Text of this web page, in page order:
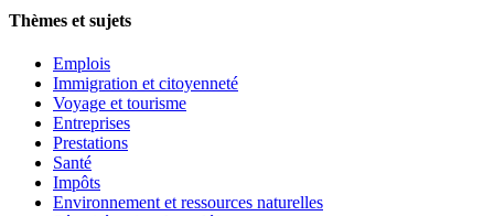
Thèmes et sujets
Emplois
Immigration et citoyenneté
Voyage et tourisme
Entreprises
Prestations
Santé
Impôts
Environnement et ressources naturelles